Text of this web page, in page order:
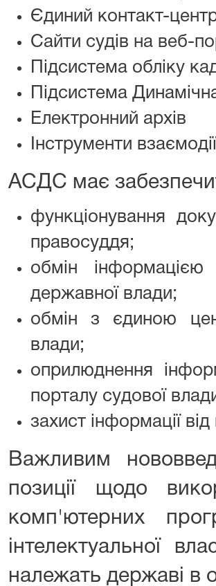
Єдиний контакт-
Сайти судів на веб-
Підсистема обліку
Підсистема
Електронний архів
Інструменти
АСДС має
функціонування
правосуддя;
обмін
державної влади;
обмін з єдиною
влади;
оприлюднення
порталу судової
захист інформації
Важливим
позиції щодо
комп'ютерних
інтелектуальної
належать державі в